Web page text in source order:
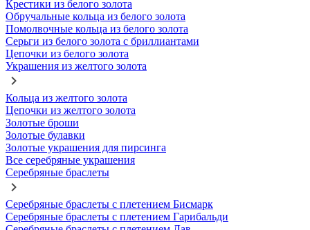
Крестики из белого золота
Обручальные кольца из белого золота
Помолвочные кольца из белого золота
Серьги из белого золота с бриллиантами
Цепочки из белого золота
Украшения из желтого золота
Кольца из желтого золота
Цепочки из желтого золота
Золотые броши
Золотые булавки
Золотые украшения для пирсинга
Все серебряные украшения
Серебряные браслеты
Серебряные браслеты с плетением Бисмарк
Серебряные браслеты с плетением Гарибальди